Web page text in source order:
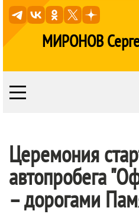
МИРОНОВ
Церемония
автопробега
– дорогами